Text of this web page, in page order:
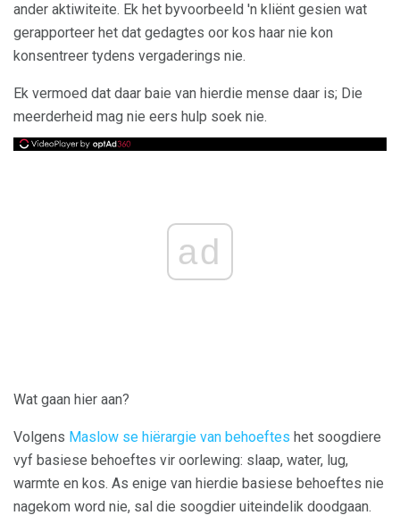
ander aktiwiteite. Ek het byvoorbeeld 'n kliënt gesien wat
gerapporteer het dat gedagtes oor kos haar nie kon
konsentreer tydens vergaderings nie.
Ek vermoed dat daar baie van hierdie mense daar is; Die
meerderheid mag nie eers hulp soek nie.
ad
Wat gaan hier aan?
Volgens Maslow se hiërargie van behoeftes het soogdiere
vyf basiese behoeftes vir oorlewing: slaap, water, lug,
warmte en kos. As enige van hierdie basiese behoeftes nie
nagekom word nie, sal die soogdier uiteindelik doodgaan.